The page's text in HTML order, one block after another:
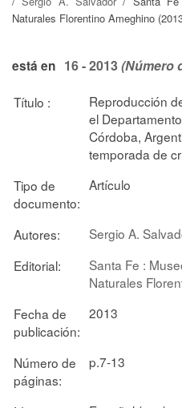
Naturales Florentino Ameghino
está en 16 - 2013(Número
Título :
Reproducción
el
Córdoba,
temporada de
Tipo de
documento:
Artículo
Autores: Sergio A.
Editorial:
Santa Fe :
Naturales
Fecha de
publicación:
2013
Número de
páginas:
p.7-13